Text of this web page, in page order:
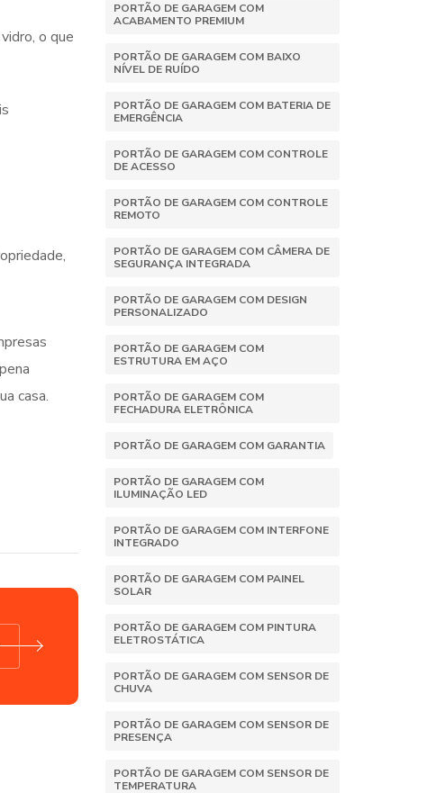
o que
casa.
PORTÃO DE GARAGEM COM
ACABAMENTO PREMIUM
PORTÃO DE GARAGEM COM BAIXO
NÍVEL DE RUÍDO
PORTÃO DE GARAGEM COM BATERIA DE
EMERGÊNCIA
PORTÃO DE GARAGEM COM CONTROLE
DE ACESSO
PORTÃO DE GARAGEM COM CONTROLE
REMOTO
PORTÃO DE GARAGEM COM CÂMERA DE
SEGURANÇA INTEGRADA
PORTÃO DE GARAGEM COM DESIGN
PERSONALIZADO
PORTÃO DE GARAGEM COM
ESTRUTURA EM AÇO
PORTÃO DE GARAGEM COM
FECHADURA ELETRÔNICA
PORTÃO DE GARAGEM COM GARANTIA
PORTÃO DE GARAGEM COM
ILUMINAÇÃO LED
PORTÃO DE GARAGEM COM INTERFONE
INTEGRADO
PORTÃO DE GARAGEM COM PAINEL
SOLAR
PORTÃO DE GARAGEM COM PINTURA
ELETROSTÁTICA
PORTÃO DE GARAGEM COM SENSOR DE
CHUVA
PORTÃO DE GARAGEM COM SENSOR DE
PRESENÇA
PORTÃO DE GARAGEM COM SENSOR DE
TEMPERATURA